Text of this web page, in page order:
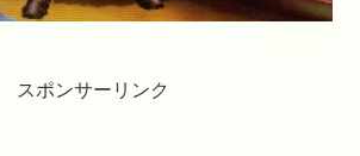
スポンサーリンク